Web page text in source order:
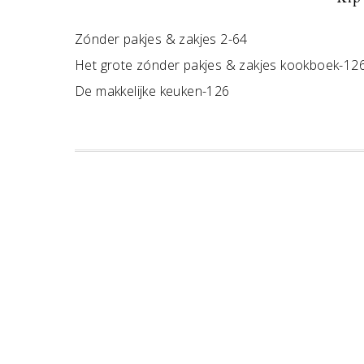
Zónder pakjes & zakjes 2-64
Het grote zónder pakjes & zakjes kookboek-
De makkelijke keuken-126